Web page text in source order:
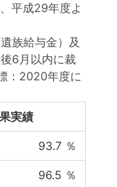
平成29年度よ
族給与金）及
6月以内に裁
：2020年度に
実績
93.7 ％
96.5 ％